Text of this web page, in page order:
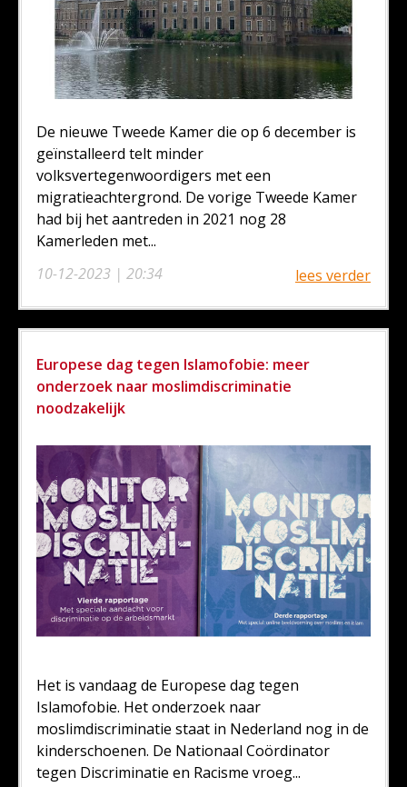
10-12-2023 | 20:34
De nieuwe Tweede Kamer die op 6 december is
geïnstalleerd telt minder
volksvertegenwoordigers met een
migratieachtergrond. De vorige Tweede Kamer
had bij het aantreden in 2021 nog 28
Kamerleden met...
lees verder
Europese dag tegen Islamofobie: meer
onderzoek naar moslimdiscriminatie
noodzakelijk
Het is vandaag de Europese dag tegen
Islamofobie. Het onderzoek naar
moslimdiscriminatie staat in Nederland nog in de
kinderschoenen. De Nationaal Coördinator
tegen Discriminatie en Racisme vroeg...